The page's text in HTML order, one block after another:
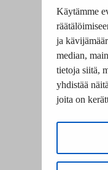
Käytämme
ja
median,
tietoja siitä,
yhdistää
joita on